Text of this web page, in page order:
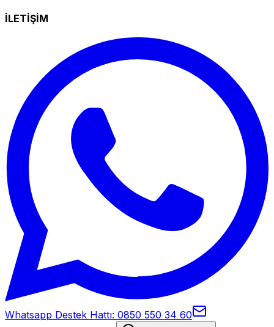
İLETİŞİM
Whatsapp Destek Hattı: 0850 550 34 60